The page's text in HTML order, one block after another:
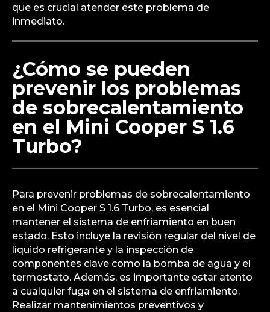
que es crucial atender este problema de
inmediato.
¿Cómo se pueden
prevenir los problemas
de sobrecalentamiento
en el Mini Cooper S 1.6
Turbo?
Para prevenir problemas de sobrecalentamiento
en el Mini Cooper S 1.6 Turbo, es esencial
mantener el sistema de enfriamiento en buen
estado. Esto incluye la revisión regular del nivel de
líquido refrigerante y la inspección de
componentes clave como la bomba de agua y el
termostato. Además, es importante estar atento
a cualquier fuga en el sistema de enfriamiento.
Realizar mantenimientos preventivos y